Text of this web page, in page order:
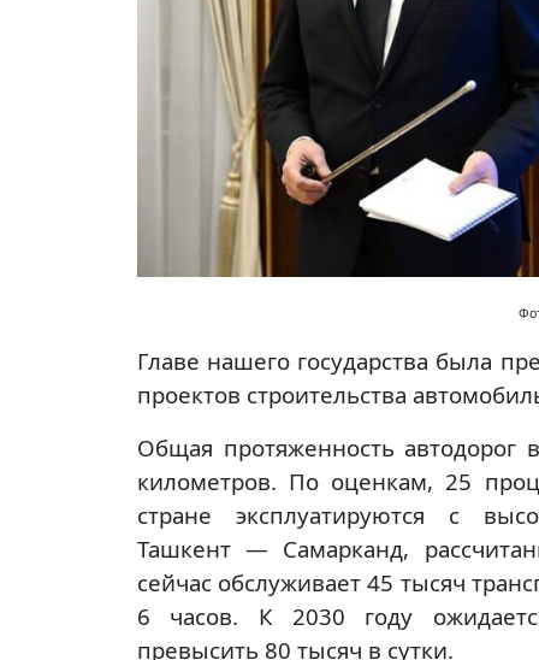
Главе нашего государства была
проектов строительства
Общая протяженность автодорог
километров. По оценкам, 25
стране эксплуатируются с
Ташкент — Самарканд,
сейчас обслуживает 45 тысяч
6 часов. К 2030 году
превысить 80 тысяч в сутки.